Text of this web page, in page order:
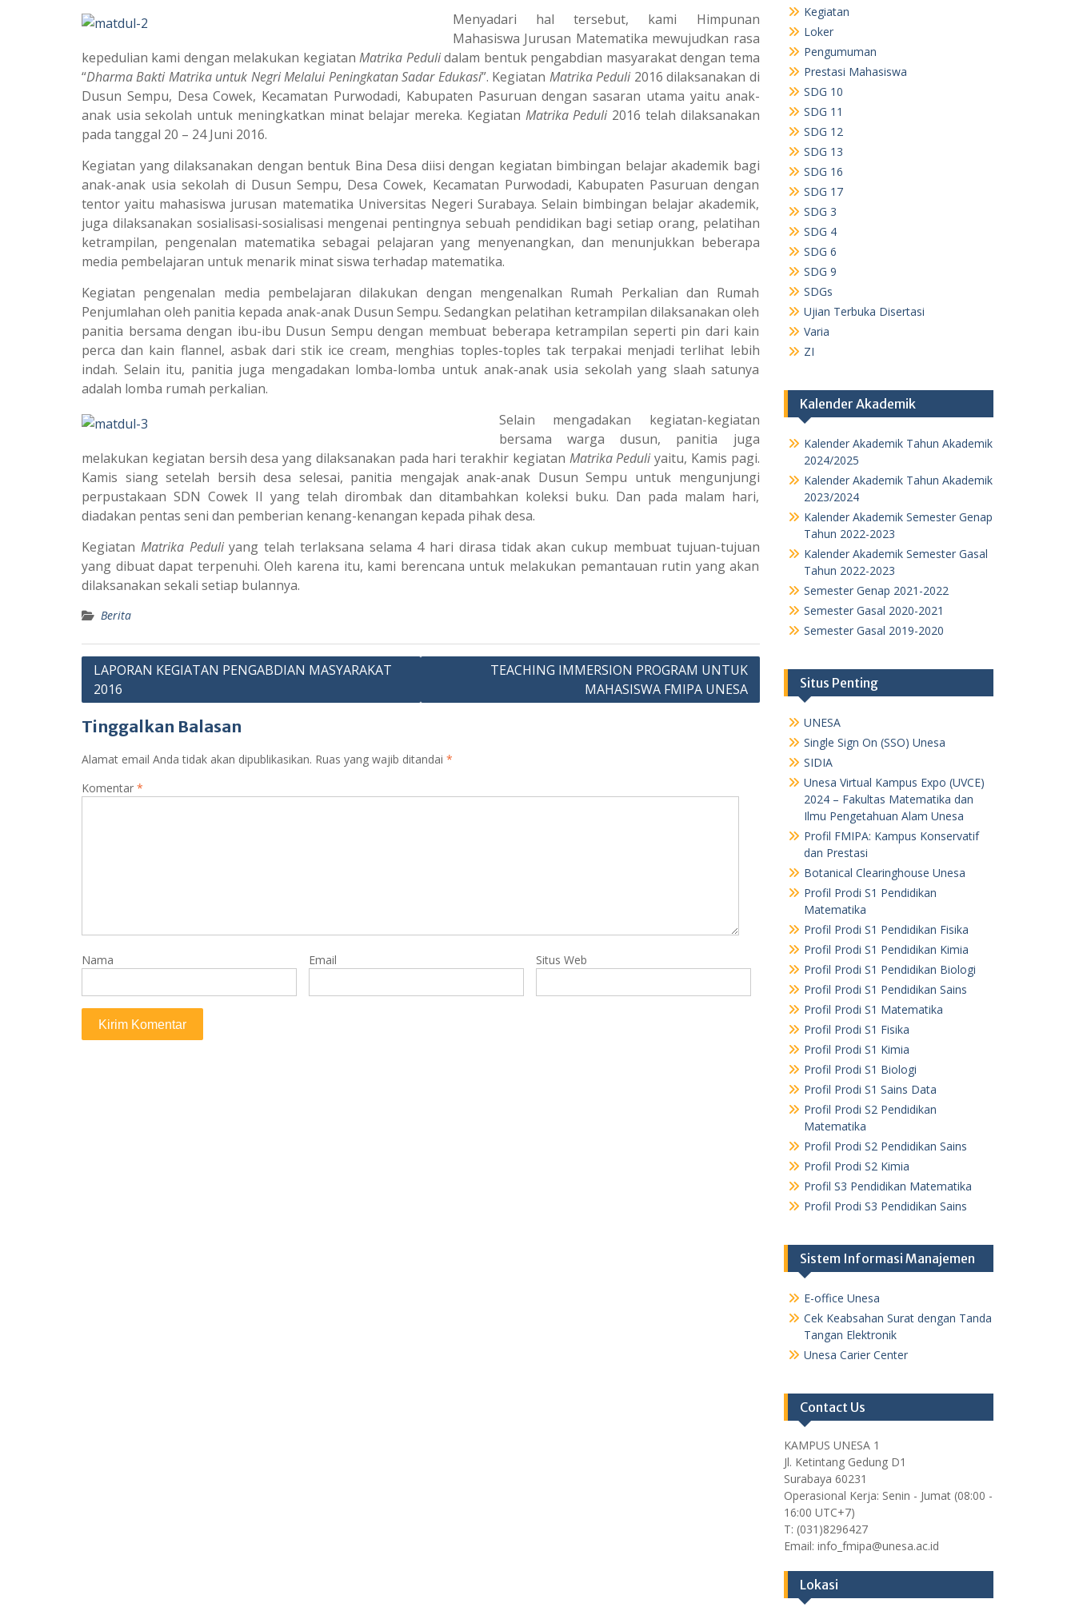
Menyadari hal tersebut, kami Himpunan
Mahasiswa Jurusan Matematika mewujudkan rasa
kepedulian kami dengan melakukan kegiatanMatrika Pedulidalam bentuk pengabdian masyarakat dengan tema
“Dharma Bakti Matrika untuk Negri Melalui Peningkatan Sadar Edukasi”. Kegiatan Matrika Peduli 2016 dilaksanakan di
Dusun Sempu, Desa Cowek, Kecamatan Purwodadi, Kabupaten Pasuruan dengan sasaran utama yaitu anak-
anak usia sekolah untuk meningkatkan minat belajar mereka. Kegiatan Matrika Peduli 2016 telah dilaksanakan
pada tanggal 20 – 24 Juni 2016.
Kegiatan yang dilaksanakan dengan bentuk Bina Desa diisi dengan kegiatan bimbingan belajar akademik bagi
anak-anak usia sekolah di Dusun Sempu, Desa Cowek, Kecamatan Purwodadi, Kabupaten Pasuruan dengan
tentor yaitu mahasiswa jurusan matematika Universitas Negeri Surabaya. Selain bimbingan belajar akademik,
juga dilaksanakan sosialisasi-sosialisasi mengenai pentingnya sebuah pendidikan bagi setiap orang, pelatihan
ketrampilan, pengenalan matematika sebagai pelajaran yang menyenangkan, dan menunjukkan beberapa
media pembelajaran untuk menarik minat siswa terhadap matematika.
Kegiatan pengenalan media pembelajaran dilakukan dengan mengenalkan Rumah Perkalian dan Rumah
Penjumlahan oleh panitia kepada anak-anak Dusun Sempu. Sedangkan pelatihan ketrampilan dilaksanakan oleh
panitia bersama dengan ibu-ibu Dusun Sempu dengan membuat beberapa ketrampilan seperti pin dari kain
perca dan kain flannel, asbak dari stik ice cream, menghias toples-toples tak terpakai menjadi terlihat lebih
indah. Selain itu, panitia juga mengadakan lomba-lomba untuk anak-anak usia sekolah yang slaah satunya
adalah lomba rumah perkalian.
Selain mengadakan kegiatan-kegiatan
bersama warga dusun, panitia juga
melakukan kegiatan bersih desa yang dilaksanakan pada hari terakhir kegiatan Matrika Peduli yaitu, Kamis pagi.
Kamis siang setelah bersih desa selesai, panitia mengajak anak-anak Dusun Sempu untuk mengunjungi
perpustakaan SDN Cowek II yang telah dirombak dan ditambahkan koleksi buku. Dan pada malam hari,
diadakan pentas seni dan pemberian kenang-kenangan kepada pihak desa.
Kegiatan Matrika Peduliyang telah terlaksana selama 4 hari dirasa tidak akan cukup membuat tujuan-tujuan
yang dibuat dapat terpenuhi. Oleh karena itu, kami berencana untuk melakukan pemantauan rutin yang akan
dilaksanakan sekali setiap bulannya.
Berita
Navigasi
pos
LAPORAN KEGIATAN PENGABDIAN MASYARAKAT
2016
TEACHING IMMERSION PROGRAM UNTUK
MAHASISWA FMIPA UNESA
Tinggalkan Balasan
Alamat email Anda tidak akan dipublikasikan. Ruas yang wajib ditandai *
Komentar *
Nama Email Situs Web
Kegiatan
Loker
Pengumuman
Prestasi Mahasiswa
SDG 10
SDG 11
SDG 12
SDG 13
SDG 16
SDG 17
SDG 3
SDG 4
SDG 6
SDG 9
SDGs
Ujian Terbuka Disertasi
Varia
ZI
Kalender Akademik
Kalender Akademik Tahun Akademik
2024/2025
Kalender Akademik Tahun Akademik
2023/2024
Kalender Akademik Semester Genap
Tahun 2022-2023
Kalender Akademik Semester Gasal
Tahun 2022-2023
Semester Genap 2021-2022
Semester Gasal 2020-2021
Semester Gasal 2019-2020
Situs Penting
UNESA
Single Sign On (SSO) Unesa
SIDIA
Unesa Virtual Kampus Expo (UVCE)
2024 – Fakultas Matematika dan
Ilmu Pengetahuan Alam Unesa
Profil FMIPA: Kampus Konservatif
dan Prestasi
Botanical Clearinghouse Unesa
Profil Prodi S1 Pendidikan
Matematika
Profil Prodi S1 Pendidikan Fisika
Profil Prodi S1 Pendidikan Kimia
Profil Prodi S1 Pendidikan Biologi
Profil Prodi S1 Pendidikan Sains
Profil Prodi S1 Matematika
Profil Prodi S1 Fisika
Profil Prodi S1 Kimia
Profil Prodi S1 Biologi
Profil Prodi S1 Sains Data
Profil Prodi S2 Pendidikan
Matematika
Profil Prodi S2 Pendidikan Sains
Profil Prodi S2 Kimia
Profil S3 Pendidikan Matematika
Profil Prodi S3 Pendidikan Sains
Sistem Informasi Manajemen
E-office Unesa
Cek Keabsahan Surat dengan Tanda
Tangan Elektronik
Unesa Carier Center
Contact Us
KAMPUS UNESA 1
Jl. Ketintang Gedung D1
Surabaya 60231
Operasional Kerja: Senin - Jumat (08:00 -
16:00 UTC+7)
T: (031)8296427
Email: info_fmipa@unesa.ac.id
Lokasi